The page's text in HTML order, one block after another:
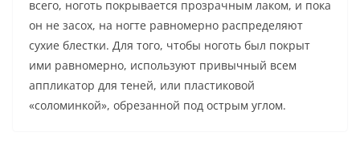
всего, ноготь покрывается прозрачным лаком, и пока
он не засох, на ногте равномерно распределяют
сухие блестки. Для того, чтобы ноготь был покрыт
ими равномерно, используют привычный всем
аппликатор для теней, или пластиковой
«соломинкой», обрезанной под острым углом.